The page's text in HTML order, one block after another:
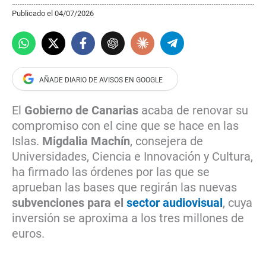
Publicado el 04/07/2026
El Gobierno de Canarias acaba de renovar su
compromiso con el cine que se hace en las
Islas. Migdalia Machín, consejera de
Universidades, Ciencia e Innovación y Cultura,
ha firmado las órdenes por las que se
aprueban las bases que regirán las nuevas
subvenciones para el sector audiovisual , cuya
inversión se aproxima a los tres millones de
euros.